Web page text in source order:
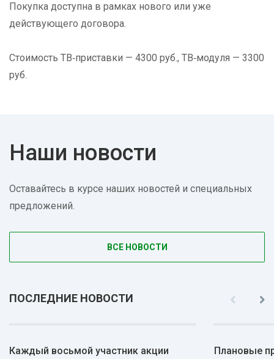
Покупка доступна в рамках нового или уже
действующего договора.
Стоимость ТВ‑приставки — 4300 руб., ТВ‑модуля — 3300
руб.
Наши новости
Оставайтесь в курсе наших новостей и специальных
предложений.
ВСЕ НОВОСТИ
ПОСЛЕДНИЕ НОВОСТИ
Каждый восьмой участник акции
Плановые